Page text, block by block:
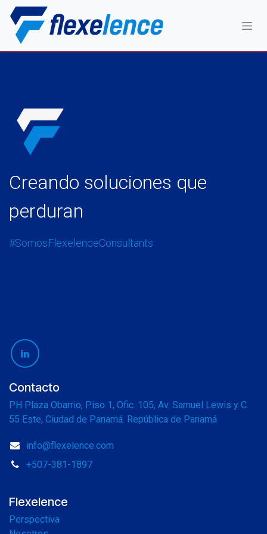
Ir al contenido
Creando soluciones que
perduran
#SomosFlexelenceConsultants
Contacto
PH Plaza Obarrio, Piso 1, Ofic. 105, Av. Samuel Lewis y C.
55 Este, Ciudad de Panamá. República de Panamá
info@flexelence.com
+507-381-1897
Flexelence
Perspectiva